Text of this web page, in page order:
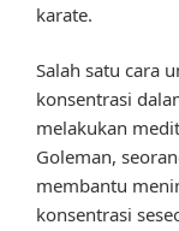
karate.
Salah satu cara
konsentrasi
melakukan
Goleman,
membantu
konsentrasi